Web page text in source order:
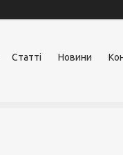
Статті Новини